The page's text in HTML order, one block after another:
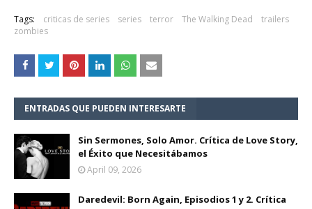
Tags: criticas de series series terror The Walking Dead
trailers
zombies
ENTRADAS QUE PUEDEN INTERESARTE
Sin Sermones, Solo Amor. Crítica de Love Story,
el Éxito que Necesitábamos
April 09, 2026
Daredevil: Born Again, Episodios 1 y 2. Crítica